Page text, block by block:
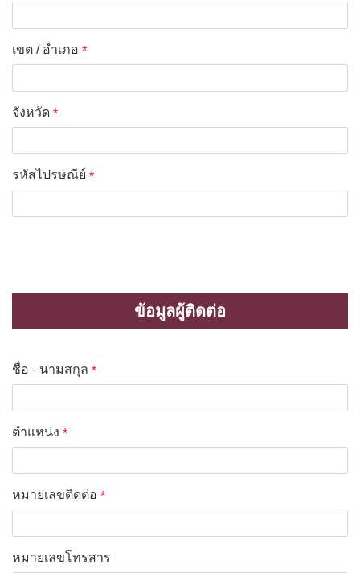
เขต / อำเภอ *
จังหวัด *
รหัสไปรษณีย์ *
ข้อมูลผู้ติดต่อ
ชื่อ - นามสกุล *
ตำแหน่ง *
หมายเลขติดต่อ *
หมายเลขโทรสาร